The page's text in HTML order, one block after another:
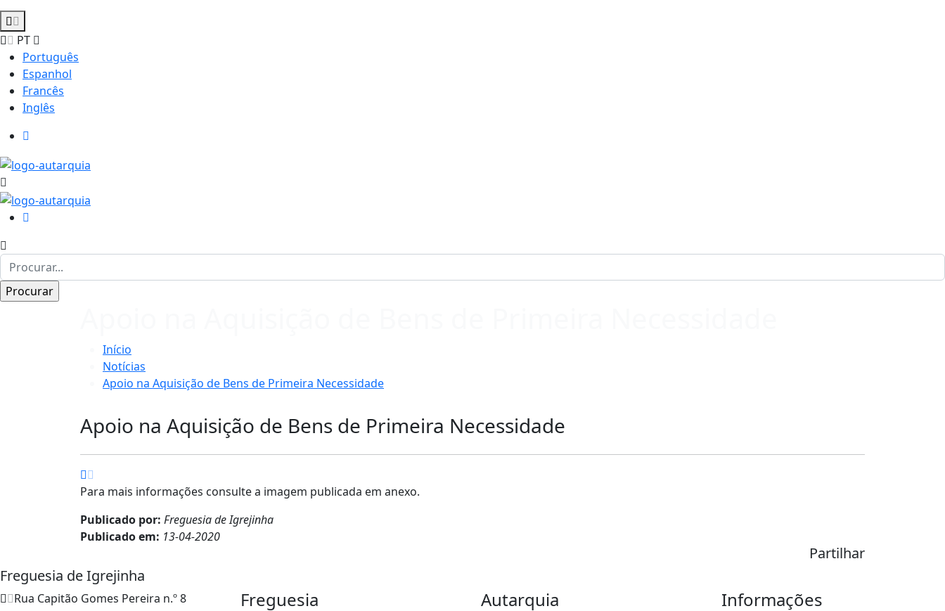
PT
Português
Espanhol
Francês
Inglês
Início
Notícias
Apoio na Aquisição de Bens de Primeira Necessidade
Apoio na Aquisição de Bens de Primeira Necessidade
Para mais informações consulte a imagem publicada em anexo.
Publicado por: Freguesia de Igrejinha
Publicado em: 13-04-2020
Partilhar
Freguesia de Igrejinha
Rua Capitão Gomes Pereira n.º 8 Freguesia Autarquia Informações